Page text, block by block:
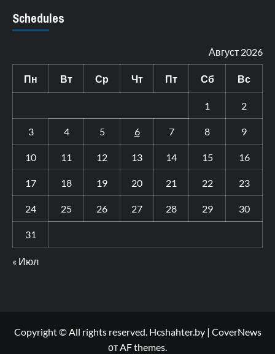
Schedules
Август 2026
Пн Вт Ср Чт Пт Сб Вс
1 2
3 4 5 6 7 8 9
10 11 12 13 14 15 16
17 18 19 20 21 22 23
24 25 26 27 28 29 30
31
« Июл
Copyright © All rights reserved. Hcshahter.by | CoverNews
от AF themes.